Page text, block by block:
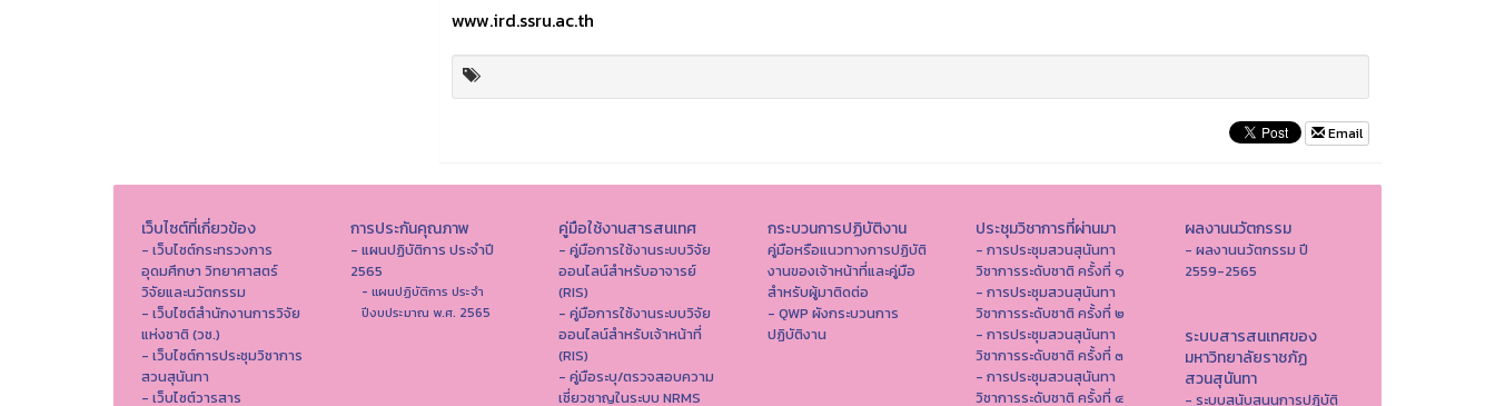
www.ird.ssru.ac.th
Email
เว็บไซต์ที่เกี่ยวข้อง
- เว็บไซต์กระทรวงการ
อุดมศึกษา วิทยาศาสตร์
วิจัยและนวัตกรรม
- เว็บไซต์สำนักงานการวิจัย
แห่งชาติ (วช.)
- เว็บไซต์การประชุมวิชาการ
สวนสุนันทา
- เว็บไซต์วารสาร
การประกันคุณภาพ
- แผนปฏิบัติการ ประจำปี
2565
- แผนปฏิบัติการ ประจำ
ปีงบประมาณ พ.ศ. 2565
คู่มือใช้งานสารสนเทศ
- คู่มือการใช้งานระบบวิจัย
ออนไลน์สำหรับอาจารย์
(RIS)
- คู่มือการใช้งานระบบวิจัย
ออนไลน์สำหรับเจ้าหน้าที่
(RIS)
- คู่มือระบุ/ตรวจสอบความ
เชี่ยวชาญในระบบ NRMS
กระบวนการปฏิบัติงาน
คู่มือหรือแนวทางการปฏิบัติ
งานของเจ้าหน้าที่และคู่มือ
สำหรับผู้มาติดต่อ
- QWP ผังกระบวนการ
ปฏิบัติงาน
ประชุมวิชาการที่ผ่านมา
- การประชุมสวนสุนันทา
วิชาการระดับชาติ ครั้งที่ ๑
- การประชุมสวนสุนันทา
วิชาการระดับชาติ ครั้งที่ ๒
- การประชุมสวนสุนันทา
วิชาการระดับชาติ ครั้งที่ ๓
- การประชุมสวนสุนันทา
วิชาการระดับชาติ ครั้งที่ ๔
ผลงานนวัตกรรม
- ผลงานนวัตกรรม ปี
2559-2565
ระบบสารสนเทศของ
มหาวิทยาลัยราชภัฏ
สวนสุนันทา
- ระบบสนับสนุนการปฏิบัติ